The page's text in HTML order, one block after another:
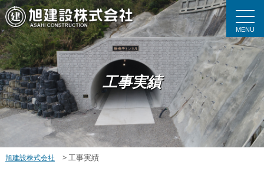
MENU
工事実績
旭建設株式会社 >工事実績